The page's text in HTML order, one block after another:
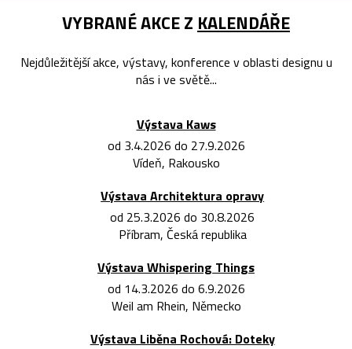
VYBRANÉ AKCE Z KALENDÁŘE
Nejdůležitější akce, výstavy, konference v oblasti designu u
nás i ve světě...
Výstava Kaws
od 3.4.2026 do 27.9.2026
Vídeň, Rakousko
Výstava Architektura opravy
od 25.3.2026 do 30.8.2026
Příbram, Česká republika
Výstava Whispering Things
od 14.3.2026 do 6.9.2026
Weil am Rhein, Německo
Výstava Liběna Rochová: Doteky